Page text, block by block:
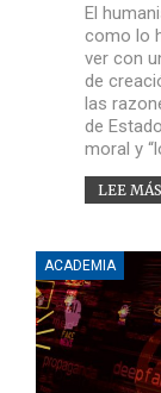
El
como lo
ver con
de
las
de
moral y
LEE
ACADEMIA